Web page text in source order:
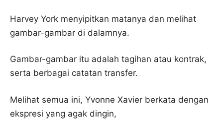
Harvey York menyipitkan matanya dan melihat
gambar-gambar di dalamnya.
Gambar-gambar itu adalah tagihan atau kontrak,
serta berbagai catatan transfer.
Melihat semua ini, Yvonne Xavier berkata dengan
ekspresi yang agak dingin,